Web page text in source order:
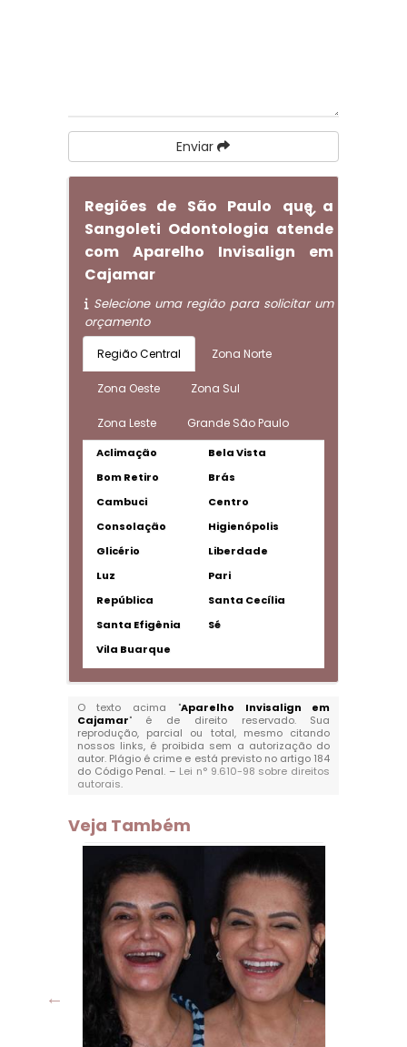
Enviar
Regiões de São Paulo que a
Sangoleti Odontologia atende
com Aparelho Invisalign em
Cajamar
Selecione uma região para solicitar um
orçamento
Região Central Zona Norte
Zona Oeste Zona Sul
Zona Leste Grande São Paulo
Aclimação
Bela Vista
Bom Retiro
Brás
Cambuci
Centro
Consolação
Higienópolis
Glicério
Liberdade
Luz
Pari
República
Santa Cecília
Santa Efigênia
Sé
Vila Buarque
O texto acima "Aparelho Invisalign em
Cajamar" é de direito reservado. Sua
reprodução, parcial ou total, mesmo citando
nossos links, é proibida sem a autorização do
autor. Plágio é crime e está previsto no artigo 184
do Código Penal. – Lei n° 9.610-98 sobre direitos
autorais.
Veja Também